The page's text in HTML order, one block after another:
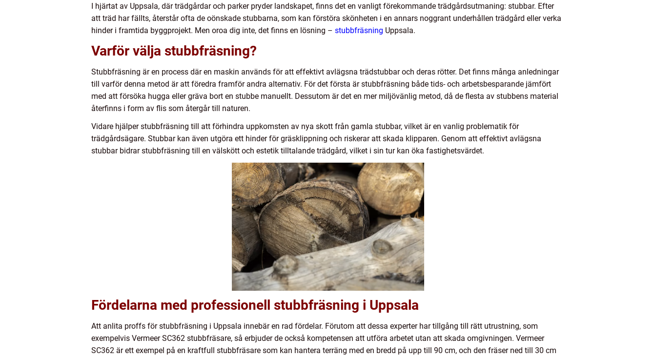
I hjärtat av Uppsala, där trädgårdar och parker pryder landskapet, finns det en vanligt förekommande trädgårdsutmaning: stubbar. Efter
att träd har fällts, återstår ofta de oönskade stubbarna, som kan förstöra skönheten i en annars noggrant underhållen trädgård eller verka
hinder i framtida byggprojekt. Men oroa dig inte, det finns en lösning – stubbfräsning Uppsala.
Varför välja stubbfräsning?
Stubbfräsning är en process där en maskin används för att effektivt avlägsna trädstubbar och deras rötter. Det finns många anledningar
till varför denna metod är att föredra framför andra alternativ. För det första är stubbfräsning både tids- och arbetsbesparande jämfört
med att försöka hugga eller gräva bort en stubbe manuellt. Dessutom är det en mer miljövänlig metod, då de flesta av stubbens material
återfinns i form av flis som återgår till naturen.
Vidare hjälper stubbfräsning till att förhindra uppkomsten av nya skott från gamla stubbar, vilket är en vanlig problematik för
trädgårdsägare. Stubbar kan även utgöra ett hinder för gräsklippning och riskerar att skada klipparen. Genom att effektivt avlägsna
stubbar bidrar stubbfräsning till en välskött och estetik tilltalande trädgård, vilket i sin tur kan öka fastighetsvärdet.
Fördelarna med professionell stubbfräsning i Uppsala
Att anlita proffs för stubbfräsning i Uppsala innebär en rad fördelar. Förutom att dessa experter har tillgång till rätt utrustning, som
exempelvis Vermeer SC362 stubbfräsare, så erbjuder de också kompetensen att utföra arbetet utan att skada omgivningen. Vermeer
SC362 är ett exempel på en kraftfull stubbfräsare som kan hantera terräng med en bredd på upp till 90 cm, och den fräser ned till 30 cm